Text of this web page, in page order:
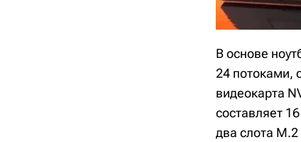
В основе
24 потоками,
видеокарта
составляет
два слота M.2